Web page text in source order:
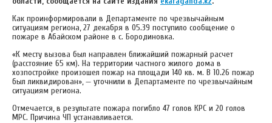
Как проинформировали в Департаменте по чрезвычайным
ситуациям региона, 27 декабря в 05.39 поступило сообщение о
пожаре в Абайском районе в с. Бородиновка.
«К месту вызова был направлен ближайший пожарный расчет
(расстояние 65 км). На территории частного жилого дома в
хозпостройке произошел пожар на площади 140 кв. м. В 10.26 пожар
был ликвидирован», — уточнили в Департаменте по чрезвычайным
ситуациям региона.
Отмечается, в результате пожара погибло 47 голов КРС и 20 голов
МРС. Причина ЧП устанавливается.